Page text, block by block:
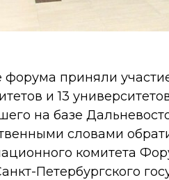
форума приняли
и 13
на базе
словами
комитета
Петербургского